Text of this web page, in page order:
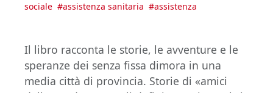
sociale #assistenza sanitaria #assistenza
Il libro racconta le storie, le avventure e le
speranze dei senza fissa dimora in una
media città di provincia. Storie di «amici